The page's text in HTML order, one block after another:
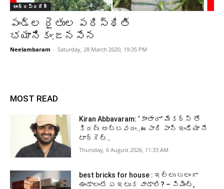
ఆంధ్రప్రదేశ్‌
పండ్ల రైతుల పరిస్థితి
భయానికం:జనసేన
Neelambaram - Saturday, 28 March 2020, 19:35 PM
MOST READ
Kiran Abbavaram: ‘కాంతారా’ మేకర్స్ తో
కిరణ్ అబ్బవరం..ఈసారి పాన్ ఇండియా నే
టార్గెట్..
Thursday, 6 August 2026, 11:33 AM
best bricks for house : ఇల్లు బలంగా
ఉండాలంటే ఏ ఇటుక వాడాలి? – సిమెంట్,